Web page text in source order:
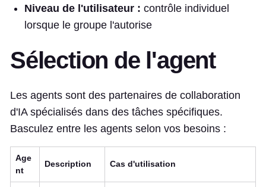
Niveau de l'utilisateur : contrôle individuel
lorsque le groupe l'autorise
Sélection de l'agent
Les agents sont des partenaires de collaboration
d'IA spécialisés dans des tâches spécifiques.
Basculez entre les agents selon vos besoins :
Age
nt
Description Cas d'utilisation